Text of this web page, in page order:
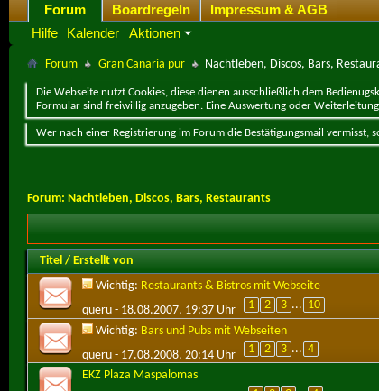
Forum
Hilfe
Kalender Aktionen
Boardregeln
Impressum & AGB
Forum Gran Canaria pur Nachtleben, Discos, Bars,
Die Webseite nutzt Cookies, diese dienen ausschließlich dem
Formular sind freiwillig anzugeben. Eine Auswertung oder
Wer nach einer Registrierung im Forum die Bestätigungsmail vermisst,
Forum: Nachtleben, Discos, Bars, Restaurants
Titel / Erstellt von
Wichtig: Restaurants & Bistros mit Webseite
queru - 18.08.2007, 19:37 Uhr 1 2 3 ... 10
Wichtig: Bars und Pubs mit Webseiten
queru - 17.08.2008, 20:14 Uhr 1 2 3 ... 4
EKZ Plaza Maspalomas